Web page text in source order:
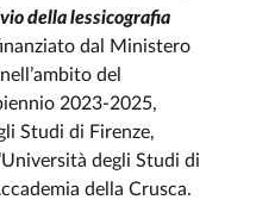
della lessicografia
dal Ministero
del
2023-2025,
Studi di Firenze,
degli Studi di
della Crusca.